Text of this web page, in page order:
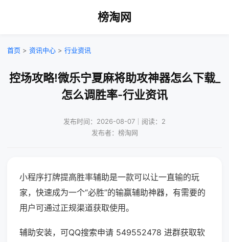
榜淘网
首页 > 资讯中心 > 行业资讯
控场攻略!微乐宁夏麻将助攻神器怎么下载_
怎么调胜率-行业资讯
发布时间：2026-08-07｜阅读：2
发布者：榜淘网
小程序打牌提高胜率辅助是一款可以让一直输的玩
家，快速成为一个“必胜”的输赢辅助神器，有需要的
用户可通过正规渠道获取使用。
辅助安装，可QQ搜索申请 549552478 进群获取软